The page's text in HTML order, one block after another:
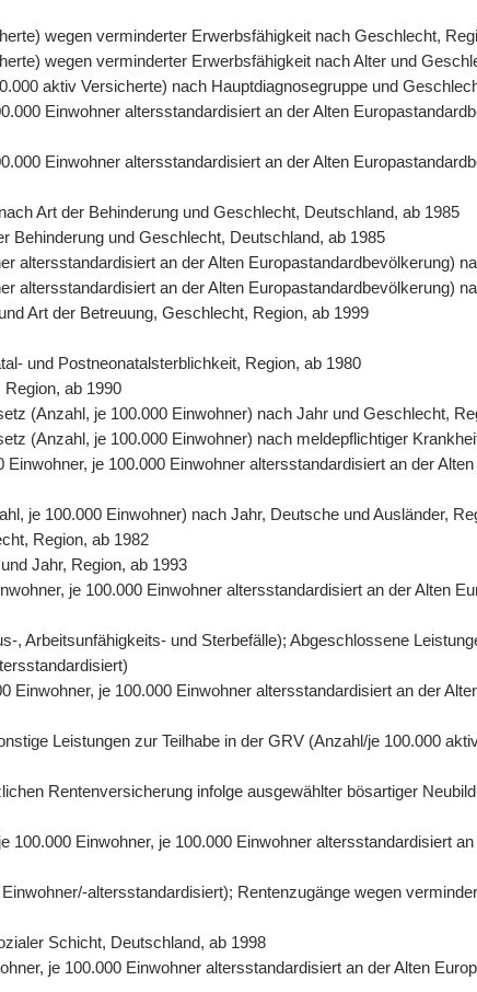
wegen verminderter Erwerbsfähigkeit nach Geschlecht,
wegen verminderter Erwerbsfähigkeit nach Alter und
aktiv Versicherte) nach Hauptdiagnosegruppe und
Einwohner altersstandardisiert an der Alten
Einwohner altersstandardisiert an der Alten
Art der Behinderung und Geschlecht, Deutschland, ab 1985
Behinderung und Geschlecht, Deutschland, ab 1985
altersstandardisiert an der Alten Europastandardbevölkerung)
altersstandardisiert an der Alten Europastandardbevölkerung)
Art der Betreuung, Geschlecht, Region, ab 1999
und Postneonatalsterblichkeit, Region, ab 1980
Region, ab 1990
(Anzahl, je 100.000 Einwohner) nach Jahr und Geschlecht,
(Anzahl, je 100.000 Einwohner) nach meldepflichtiger
je 100.000 Einwohner altersstandardisiert an der
je 100.000 Einwohner) nach Jahr, Deutsche und Ausländer,
Region, ab 1982
Jahr, Region, ab 1993
je 100.000 Einwohner altersstandardisiert an der Alten
Arbeitsunfähigkeits- und Sterbefälle); Abgeschlossene
je 100.000 Einwohner altersstandardisiert an der
Leistungen zur Teilhabe in der GRV (Anzahl/je 100.000
Rentenversicherung infolge ausgewählter bösartiger
Einwohner, je 100.000 Einwohner altersstandardisiert
altersstandardisiert); Rentenzugänge wegen
Schicht, Deutschland, ab 1998
je 100.000 Einwohner altersstandardisiert an der Alten